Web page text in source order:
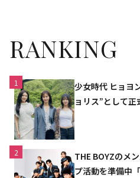
RANKING
1
少女時代 ヒョヨ
ョリス”として
2
THE BOYZのメ
プ活動を準備中